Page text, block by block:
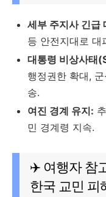
세부 주지사 긴급
등 안전지대로 대
대통령 비상사태
행정권한 확대,
송.
여진 경계 유지:
민 경계령 지속.
✈️ 여행자 참
한국 교민 피